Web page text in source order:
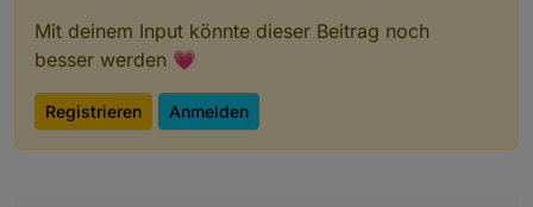
Mit deinem Input könnte dieser Beitrag noch
besser werden 💗
Registrieren Anmelden